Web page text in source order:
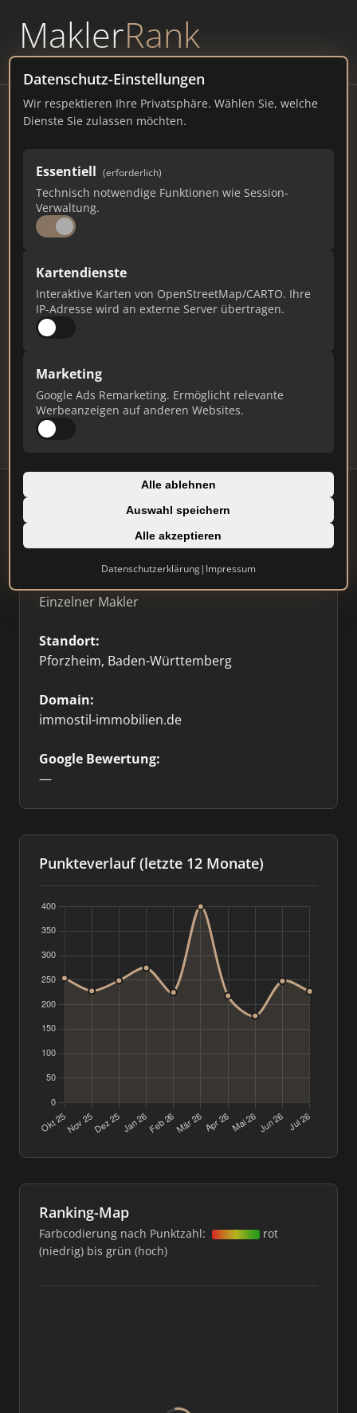
MaklerRank
powered byWAVEPOINT
Datenschutz-Einstellungen
Wir respektieren Ihre Privatsphäre. Wählen Sie, welche
Dienste Sie zulassen möchten.
Essentiell (erforderlich)
Technisch notwendige Funktionen wie Session-
Verwaltung.
Kartendienste
Interaktive Karten von OpenStreetMap/CARTO. Ihre
IP-Adresse wird an externe Server übertragen.
Marketing
Google Ads Remarketing. Ermöglicht relevante
Werbeanzeigen auf anderen Websites.
Alle ablehnen
Auswahl speichern
Alle akzeptieren
Datenschutzerklärung| Impressum
Immostil Immobilien -
Schulerstraße 11, 75180 Pforzheim
immostil-immobilien.de
Gesamtpunkte
Ist das Ihr Unternehmen?
Daten und erhalten Sie monatliche Ranking-
Updates.
Profil beanspruchen
Einzelner Makler
Standort:
Pforzheim, Baden-Württemberg
Domain:
immostil-immobilien.de
Google Bewertung:
—
Punkteverlauf (letzte 12 Monate)
Ranking-Map
Farbcodierung nach Punktzahl:
rot
(niedrig) bis grün (hoch)